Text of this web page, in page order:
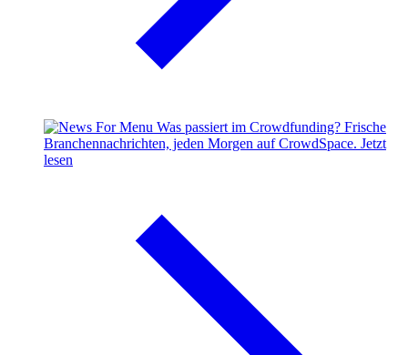
Was passiert im Crowdfunding? Frische
Branchennachrichten, jeden Morgen auf CrowdSpace. Jetzt
lesen